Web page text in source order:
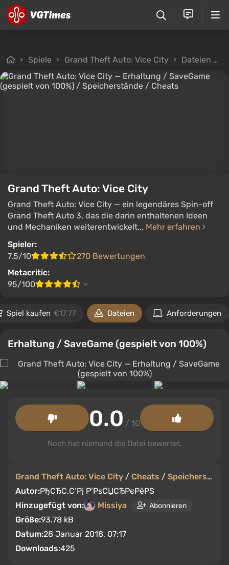
Spiele Grand Theft Auto: Vice City Dateien
Grand Theft Auto: Vice City
Grand Theft Auto: Vice City — ein legendäres Spin-off
Grand Theft Auto 3, das die darin enthaltenen Ideen
und Mechaniken weiterentwickelt... Mehr erfahren
Spieler:
7.5/10
270 Bewertungen
Metacritic:
95/100
Spiel kaufen €17.77 Dateien Anforderungen
Erhaltung / SaveGame (gespielt von 100%)
Grand Theft Auto: Vice City / Cheats / Speicherstände
Autor:РђСЂС‚С‘Рј Р‘РѕСЏСЂРєРёРЅ
Hinzugefügt von:
Missiya Abonnieren
Größe:93.78 kB
Datum:28 Januar 2018, 07:17
Downloads:425
0.0 / 10
Noch hat niemand die Datei bewertet.